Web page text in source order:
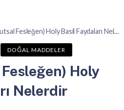
Fesleğen) Holy Basil Faydaları Nelerdir
DOĞAL MADDELER
Holy
Nelerdir